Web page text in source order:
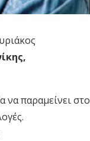
να παραμείνει στο